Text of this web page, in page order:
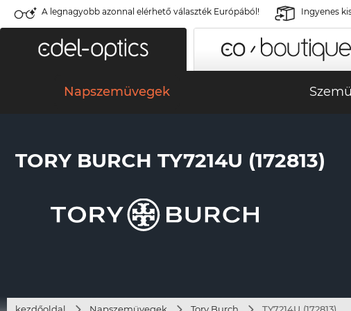
A legnagyobb azonnal elérhető választék Európából! Ingyenes
Napszemüvegek
TORY BURCH TY7214U (172813)